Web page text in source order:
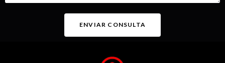
ENVIAR CONSULTA